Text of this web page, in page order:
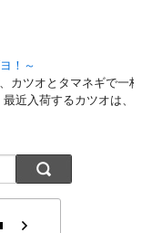
！～
ツオとタマネギで一
近入荷するカツオは、